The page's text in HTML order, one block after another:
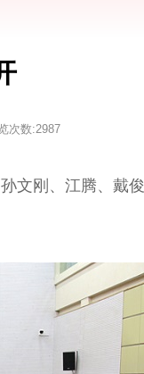
次数:2987
刚、江腾、戴